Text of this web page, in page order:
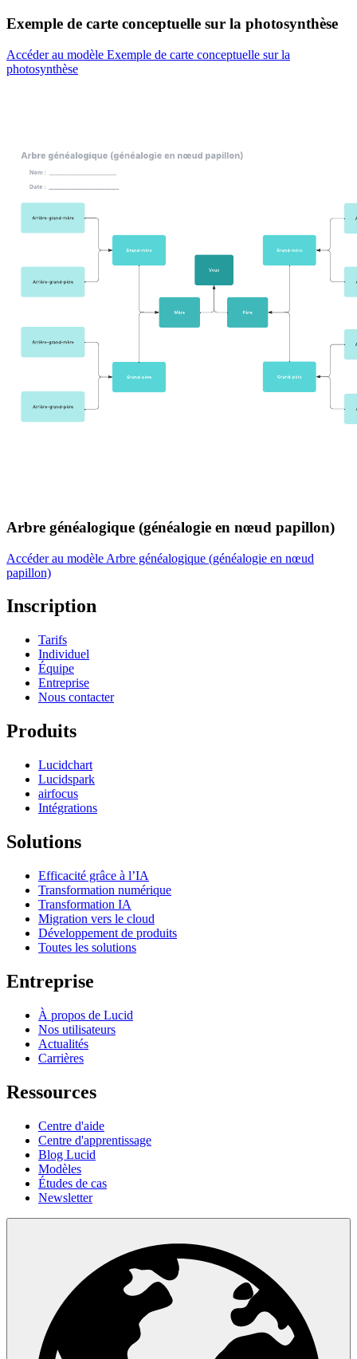
Exemple de carte conceptuelle sur la photosynthèse
Accéder au modèle Exemple de carte conceptuelle sur la
photosynthèse
Arbre généalogique (généalogie en nœud papillon)
Accéder au modèle Arbre généalogique (généalogie en nœud
papillon)
Inscription
Tarifs
Individuel
Équipe
Entreprise
Nous contacter
Produits
Lucidchart
Lucidspark
airfocus
Intégrations
Solutions
Efficacité grâce à l’IA
Transformation numérique
Transformation IA
Migration vers le cloud
Développement de produits
Toutes les solutions
Entreprise
À propos de Lucid
Nos utilisateurs
Actualités
Carrières
Ressources
Centre d'aide
Centre d'apprentissage
Blog Lucid
Modèles
Études de cas
Newsletter